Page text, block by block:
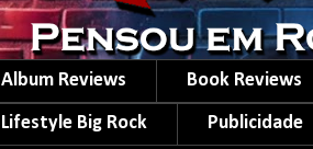
Album Reviews Book Reviews
Lifestyle Big Rock Publicidade